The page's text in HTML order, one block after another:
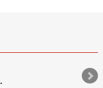
나, 대리전의 역..
력 직후, 러시아..